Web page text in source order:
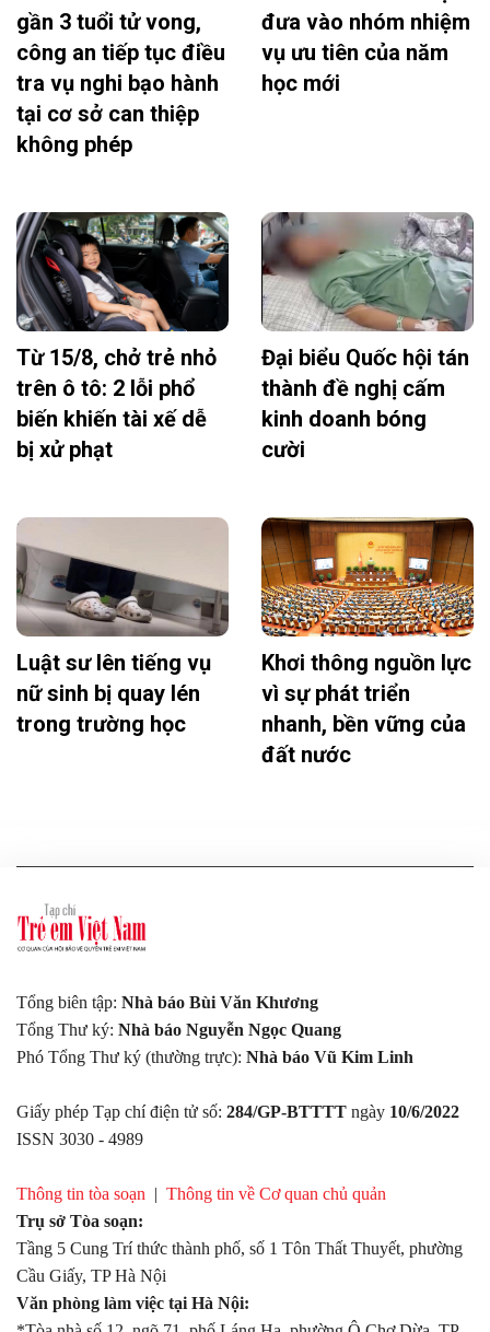
gần 3 tuổi tử vong,
công an tiếp tục điều
tra vụ nghi bạo hành
tại cơ sở can thiệp
không phép
đưa vào nhóm nhiệm
vụ ưu tiên của năm
học mới
Từ 15/8, chở trẻ nhỏ
trên ô tô: 2 lỗi phổ
biến khiến tài xế dễ
bị xử phạt
Đại biểu Quốc hội tán
thành đề nghị cấm
kinh doanh bóng
cười
Luật sư lên tiếng vụ
nữ sinh bị quay lén
trong trường học
Khơi thông nguồn lực
vì sự phát triển
nhanh, bền vững của
đất nước
Tổng biên tập: Nhà báo Bùi Văn Khương
Tổng Thư ký: Nhà báo Nguyễn Ngọc Quang
Phó Tổng Thư ký (thường trực): Nhà báo Vũ Kim Linh
Giấy phép Tạp chí điện tử số: 284/GP-BTTTT ngày 10/6/2022
ISSN 3030 - 4989
Thông tin tòa soạn
Thông tin về Cơ quan chủ quản
Trụ sở Tòa soạn:
Tầng 5 Cung Trí thức thành phố, số 1 Tôn Thất Thuyết, phường
Cầu Giấy, TP Hà Nội
Văn phòng làm việc tại Hà Nội: